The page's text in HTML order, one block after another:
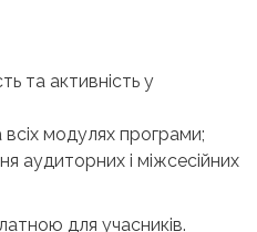
та активність у
модулях програми;
аудиторних і міжсесійних
для учасників.